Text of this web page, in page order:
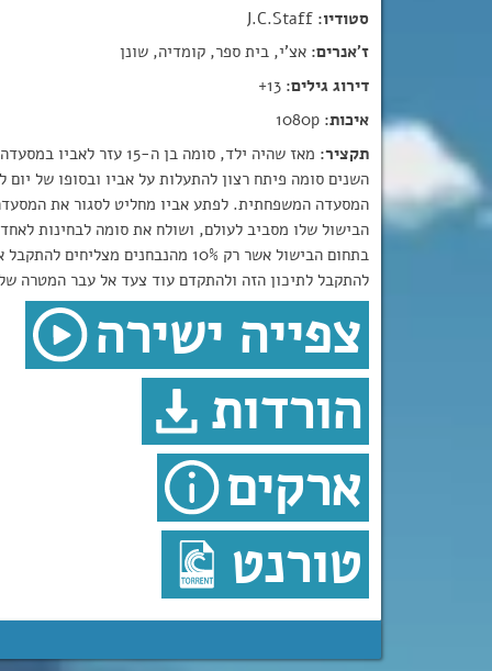
סטודיו:
ז'אנרים: אצ’י, בית ספר, קומדיה, שונן
דירוג גילים:
איכות:
תקציר:
מאז שהיה ילד, סומה בן ה-15
השנים סומה פיתח רצון להתעלות על אביו ובסופו של יום
המסעדה המשפחתית. לפתע אביו מחליט לסגור את
הבישול שלו מסביב לעולם, ושולח את סומה לבחינות
בתחום הבישול אשר רק 10% מהנבחנים
להתקבל לתיכון הזה ולהתקדם עוד צעד אל עבר המטרה
צפייה ישירה
הורדות
ארקים
טורנט